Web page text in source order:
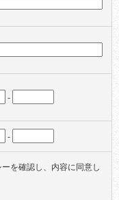
-
-
を確認し、内容に同意し